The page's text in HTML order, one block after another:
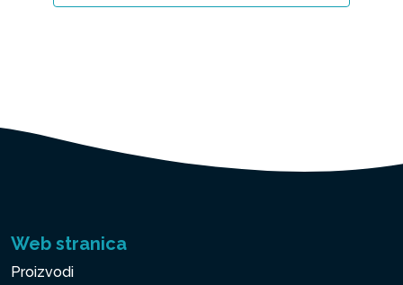
Web stranica
Proizvodi